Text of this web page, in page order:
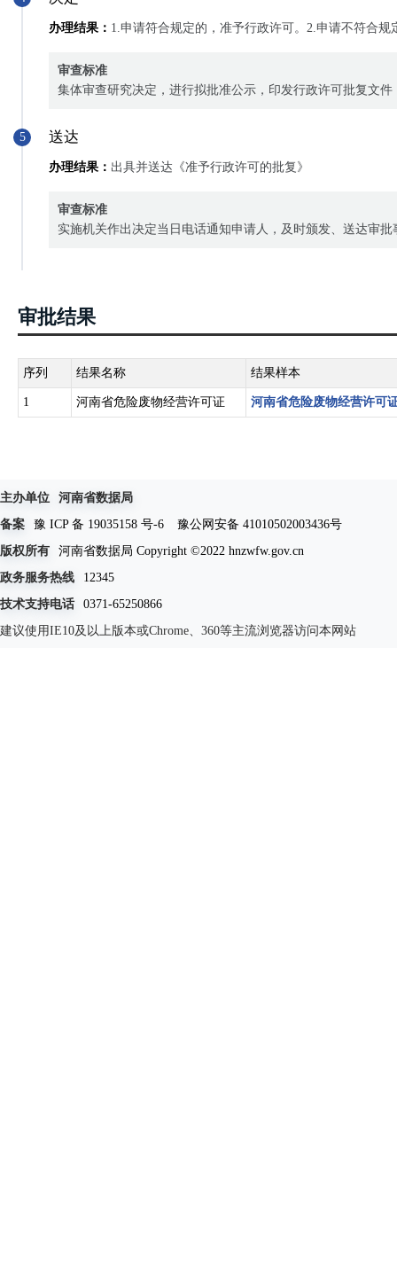
办理结果： 1.申请符合规定的，准予行政许可。2.申请不符合规
审查标准
集体审查研究决定，进行拟批准公示，印发行政许可批复文件
5 送达
办理结果： 出具并送达《准予行政许可的批复》
审查标准
实施机关作出决定当日电话通知申请人，及时颁发、送达审批
审批结果
序列 结果名称 结果样本
1 河南省危险废物经营许可证 河南省危险废物经营许可
主办单位
河南省数据局
备案
豫 ICP 备 19035158 号-6
豫公网安备 41010502003436号
版权所有
河南省数据局 Copyright ©2022 hnzwfw.gov.cn
政务服务热线
12345
技术支持电话
0371-65250866
建议使用IE10及以上版本或Chrome、360等主流浏览器访问本网站